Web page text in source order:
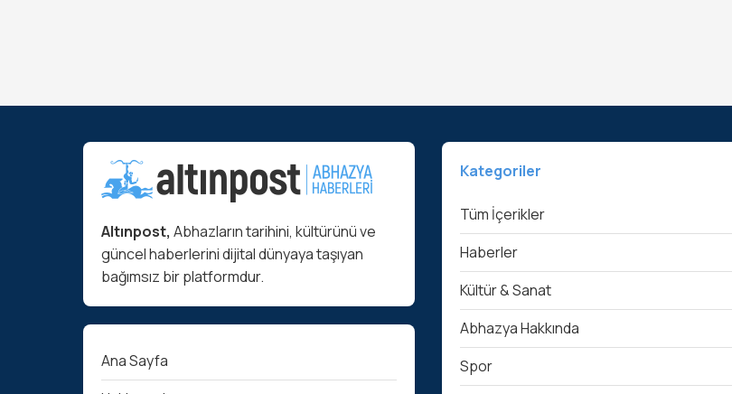
Altınpost, Abhazların tarihini, kültürünü ve
güncel haberlerini dijital dünyaya taşıyan
bağımsız bir platformdur.
Ana Sayfa
Kategoriler
Tüm İçerikler
Haberler
Kültür & Sanat
Abhazya Hakkında
Spor